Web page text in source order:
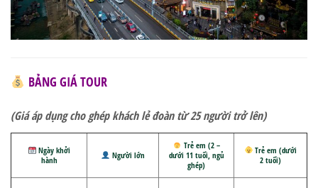
BẢNG GIÁ TOUR
(Giá áp dụng cho ghép khách lẻ đoàn từ 25 người trở lên)
Ngày khởi
hành
Người lớn
Trẻ em (2 –
dưới 11 tuổi, ngủ
ghép)
Trẻ em (dưới
2 tuổi)